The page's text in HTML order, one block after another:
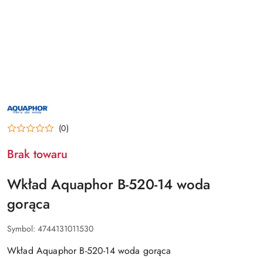
NAZWA
PRODUCENTA:
AQUAPHOR (0)
Brak towaru
Wkład Aquaphor B-520-14 woda
gorąca
Symbol: 4744131011530
Wkład Aquaphor B-520-14 woda gorąca